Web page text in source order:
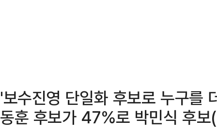
'보수진영 단일화 후보로 누구를
동훈 후보가 47%로 박민식 후